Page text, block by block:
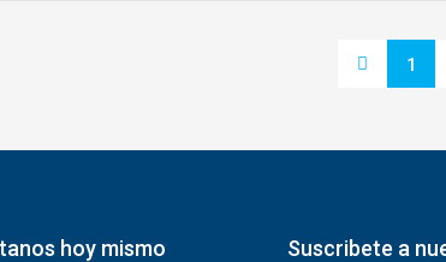
1
hoy mismo Suscribete a